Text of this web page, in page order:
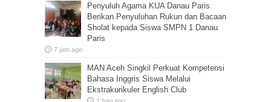
Penyuluh Agama KUA Danau Paris
Berikan Penyuluhan Rukun dan Bacaan
Sholat kepada Siswa SMPN 1 Danau
Paris
7 jam ago
MAN Aceh Singkil Perkuat Kompetensi
Bahasa Inggris Siswa Melalui
Ekstrakurikuler English Club